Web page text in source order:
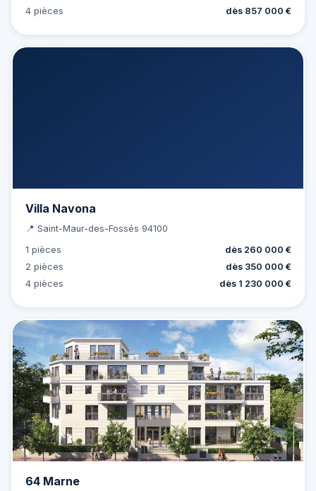
4 pièces
dès 857 000 €
Villa Navona
📍 Saint-Maur-des-Fossés 94100
1 pièces
dès 260 000 €
2 pièces
dès 350 000 €
4 pièces
dès 1 230 000 €
64 Marne